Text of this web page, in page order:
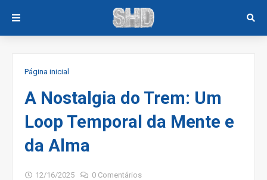
Página inicial
A Nostalgia do Trem: Um
Loop Temporal da Mente e
da Alma
12/16/2025 0 Comentários